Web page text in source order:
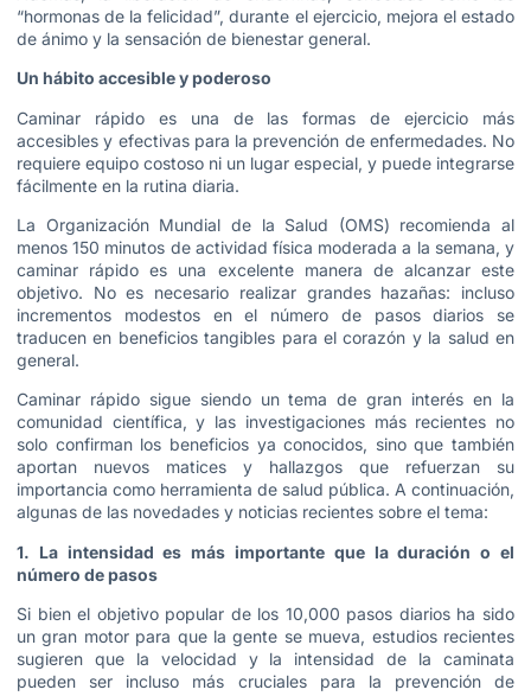
“hormonas de la felicidad”, durante el ejercicio, mejora el estado
de ánimo y la sensación de bienestar general.
Un hábito accesible y poderoso
Caminar rápido es una de las formas de ejercicio más
accesibles y efectivas para la prevención de enfermedades. No
requiere equipo costoso ni un lugar especial, y puede integrarse
fácilmente en la rutina diaria.
La Organización Mundial de la Salud (OMS) recomienda al
menos 150 minutos de actividad física moderada a la semana, y
caminar rápido es una excelente manera de alcanzar este
objetivo. No es necesario realizar grandes hazañas: incluso
incrementos modestos en el número de pasos diarios se
traducen en beneficios tangibles para el corazón y la salud en
general.
Caminar rápido sigue siendo un tema de gran interés en la
comunidad científica, y las investigaciones más recientes no
solo confirman los beneficios ya conocidos, sino que también
aportan nuevos matices y hallazgos que refuerzan su
importancia como herramienta de salud pública. A continuación,
algunas de las novedades y noticias recientes sobre el tema:
1. La intensidad es más importante que la duración o el
número de pasos
Si bien el objetivo popular de los 10,000 pasos diarios ha sido
un gran motor para que la gente se mueva, estudios recientes
sugieren que la velocidad y la intensidad de la caminata
pueden ser incluso más cruciales para la prevención de